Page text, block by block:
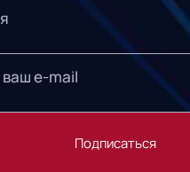
Подписаться